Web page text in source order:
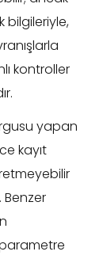
bilgileriyle,
kontroller
yapan
kayıt
Benzer